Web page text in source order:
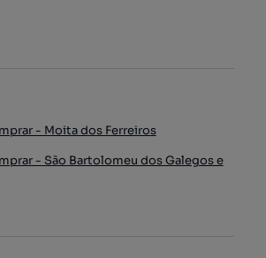
- Moita dos Ferreiros
- São Bartolomeu dos Galegos e